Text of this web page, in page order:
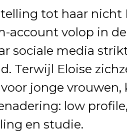
tot haar nicht
account volop in
sociale media
Terwijl Eloise
jonge vrouwen,
low
en studie.